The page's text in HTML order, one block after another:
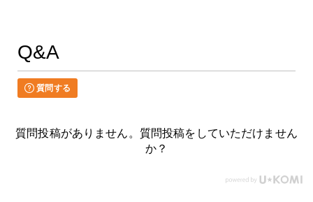
Q&A
質問する
質問投稿がありません。質問投稿をしていただけません
か？